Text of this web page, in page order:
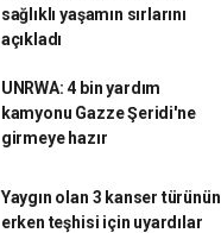
sağlıklı yaşamın sırlarını
açıkladı
UNRWA: 4 bin yardım
kamyonu Gazze Şeridi'ne
girmeye hazır
Yaygın olan 3 kanser türünün
erken teşhisi için uyardılar